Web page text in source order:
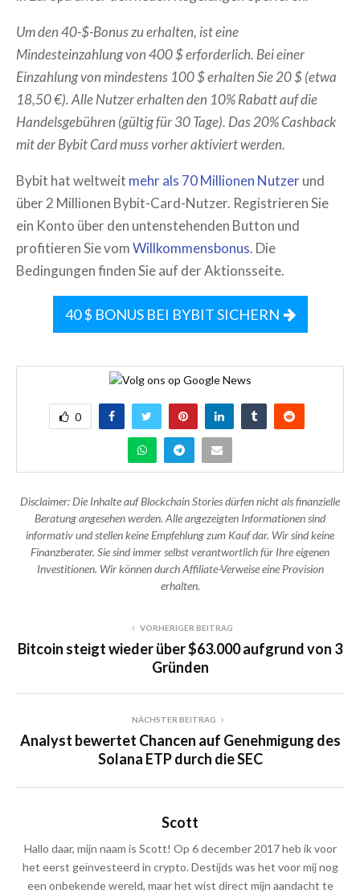
Um den 40-$-Bonus zu erhalten, ist eine
Mindesteinzahlung von 400 $ erforderlich. Bei einer
Einzahlung von mindestens 100 $ erhalten Sie 20 $ (etwa
18,50 €). Alle Nutzer erhalten den 10% Rabatt auf die
Handelsgebühren (gültig für 30 Tage). Das 20% Cashback
mit der Bybit Card muss vorher aktiviert werden.
Bybit hat weltweit mehr als 70 Millionen Nutzerund
über 2 Millionen Bybit-Card-Nutzer. Registrieren Sie
ein Konto über den untenstehenden Button und
profitieren Sie vomWillkommensbonus. Die
Bedingungen finden Sie auf der Aktionsseite.
40 $ BONUS BEI BYBIT SICHERN
0
Disclaimer: Die Inhalte auf Blockchain Stories dürfen nicht als finanzielle
Beratung angesehen werden. Alle angezeigten Informationen sind
informativ und stellen keine Empfehlung zum Kauf dar. Wir sind keine
Finanzberater. Sie sind immer selbst verantwortlich für Ihre eigenen
Investitionen. Wir können durch Affiliate-Verweise eine Provision
erhalten.
VORHERIGER BEITRAG
Bitcoin steigt wieder über $63.000 aufgrund von 3
Gründen
NÄCHSTER BEITRAG
Analyst bewertet Chancen auf Genehmigung des
Solana ETP durch die SEC
Scott
Hallo daar, mijn naam is Scott! Op 6 december 2017 heb ik voor
het eerst geïnvesteerd in crypto. Destijds was het voor mij nog
een onbekende wereld, maar het wist direct mijn aandacht te